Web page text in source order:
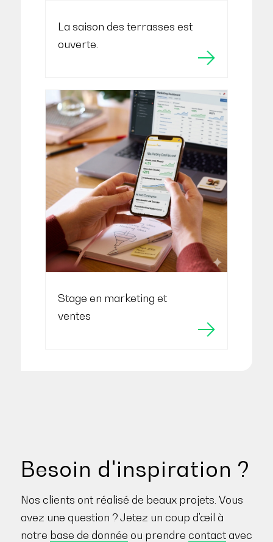
La saison des terrasses est
ouverte.
Stage en marketing et
ventes
Besoin d'inspiration ?
Nos clients ont réalisé de beaux projets. Vous
avez une question ? Jetez un coup d'œil à
notre base de donnée ou prendre contactavec